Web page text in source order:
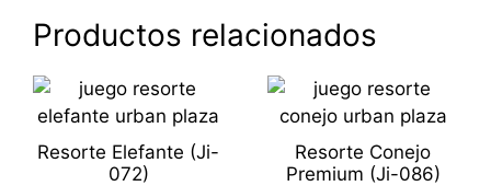
Productos relacionados
Resorte Elefante (Ji-
072)
Resorte Conejo
Premium (Ji-086)